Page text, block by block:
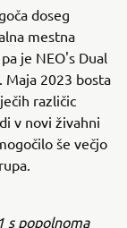
doseg
mestna
je NEO's Dual
Maja 2023 bosta
različic
v novi živahni
še večjo
s popolnoma